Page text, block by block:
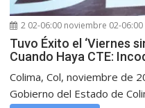
2 02-06:00 noviembre 02-06:00
Tuvo Éxito el ‘Viernes
Cuando Haya CTE:
Colima, Col, noviembre de
Gobierno del Estado de